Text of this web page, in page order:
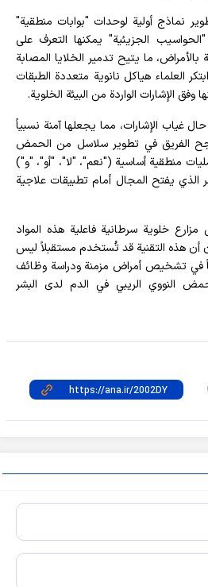
عام 2014 من تطوير نماذج أولية لوحدات "بوابات منطقية"
الجزيئية" يمكنها التعرف على
ما يتيح تدمير الخلايا المصابة
العلماء هياكل نانوية متعددة الطبقات
الإشارات الواردة من البيئة الخلوية.
غياب الإشارات، مما يجعلها آمنة نسبياً
الفريق في تطوير سلاسل من الحمض
منطقية أساسية ("نعم"، "لا"، "أو"، "و")
الذي يفتح المجال أمام تطبيقات علاجية
مزارع خلوية سرطانية فاعلية هذه المواد
أن هذه التقنية قد تُستخدم مستقبلاً ليس
في تشخيص أمراض مزمنة ودراسة وظائف
النووي الريبي في الدم لدى البشر